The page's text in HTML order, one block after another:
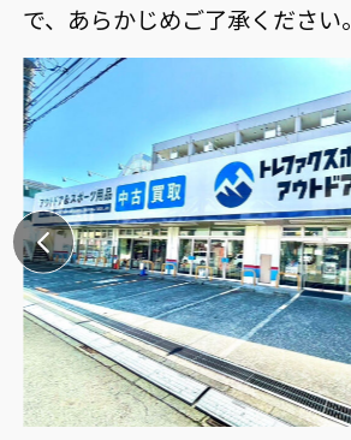
で、あらかじめご了承ください。